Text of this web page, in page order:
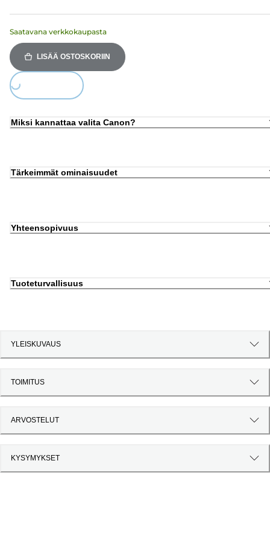
Saatavana verkkokaupasta
LISÄÄ OSTOSKORIIN
Loading...
Miksi kannattaa valita Canon?
Tärkeimmät ominaisuudet
Yhteensopivuus
Tuoteturvallisuus
YLEISKUVAUS
TOIMITUS
ARVOSTELUT
KYSYMYKSET